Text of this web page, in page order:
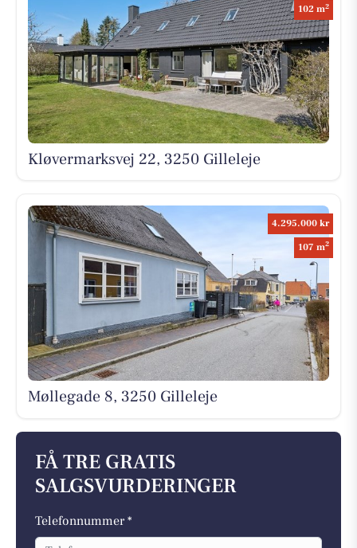
102 m2
Kløvermarksvej 22, 3250 Gilleleje
4.295.000 kr
107 m2
Møllegade 8, 3250 Gilleleje
FÅ TRE GRATIS
SALGSVURDERINGER
Telefonnummer *